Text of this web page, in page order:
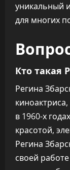
уникальный
для многих
Кто такая
Регина
в 1960-х
красотой,
Регина
своей